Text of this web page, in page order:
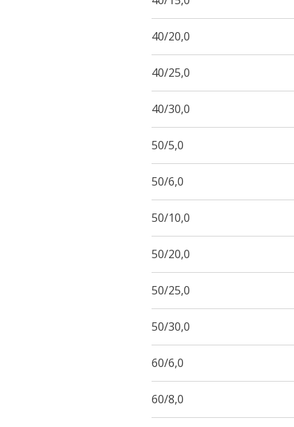
40/20,0
40/25,0
40/30,0
50/5,0
50/6,0
50/10,0
50/20,0
50/25,0
50/30,0
60/6,0
60/8,0